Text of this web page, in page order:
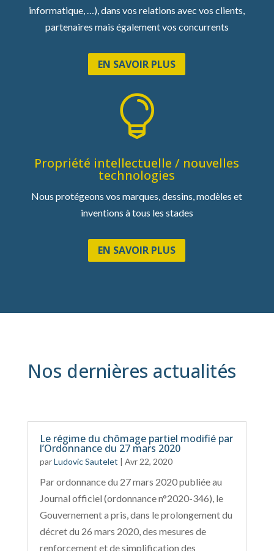
informatique, …), dans vos relations avec vos clients,
partenaires mais également vos concurrents
EN SAVOIR PLUS

Propriété intellectuelle / nouvelles
technologies
Nous protégeons vos marques, dessins, modèles et
inventions à tous les stades
EN SAVOIR PLUS
Nos dernières actualités
Le régime du chômage partiel modifié par
l’Ordonnance du 27 mars 2020
parLudovic Sautelet | Avr 22, 2020
Par ordonnance du 27 mars 2020 publiée au
Journal officiel (ordonnance n°2020-346), le
Gouvernement a pris, dans le prolongement du
décret du 26 mars 2020, des mesures de
renforcement et de simplification des